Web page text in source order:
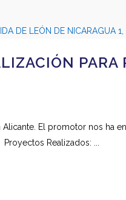
PARA
El promotor nos ha
Realizados: ...